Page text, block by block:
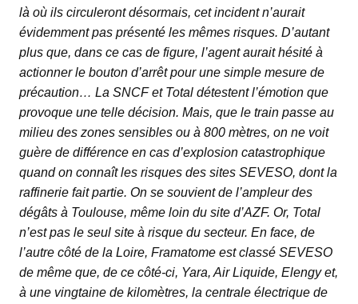
là où ils circuleront désormais, cet incident n’aurait
évidemment pas présenté les mêmes risques. D’autant
plus que, dans ce cas de figure, l’agent aurait hésité à
actionner le bouton d’arrêt pour une simple mesure de
précaution… La SNCF et Total détestent l’émotion que
provoque une telle décision. Mais, que le train passe au
milieu des zones sensibles ou à 800 mètres, on ne voit
guère de différence en cas d’explosion catastrophique
quand on connaît les risques des sites SEVESO, dont la
raffinerie fait partie. On se souvient de l’ampleur des
dégâts à Toulouse, même loin du site d’AZF. Or, Total
n’est pas le seul site à risque du secteur. En face, de
l’autre côté de la Loire, Framatome est classé SEVESO
de même que, de ce côté-ci, Yara, Air Liquide, Elengy et,
à une vingtaine de kilomètres, la centrale électrique de